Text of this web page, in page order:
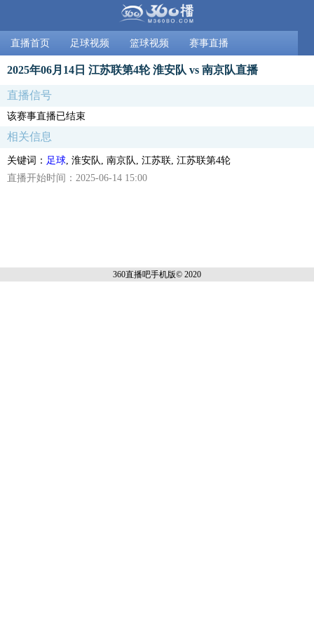
直播首页 足球视频 篮球视频 赛事直播
2025年06月14日 江苏联第4轮 淮安队 vs 南京队直播
直播信号
该赛事直播已结束
相关信息
关键词： 足球 , 淮安队, 南京队, 江苏联, 江苏联第4轮
直播开始时间：2025-06-14 15:00
360直播吧手机版© 2020